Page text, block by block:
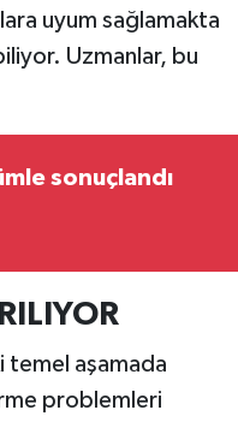
uyum sağlamakta
Uzmanlar, bu
sonuçlandı
temel aşamada
problemleri